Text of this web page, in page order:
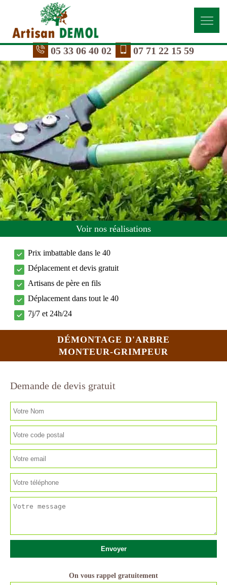
05 33 06 40 02 07 71 22 15 59
Voir nos réalisations
Prix imbattable dans le 40
Déplacement et devis gratuit
Artisans de père en fils
Déplacement dans tout le 40
7j/7 et 24h/24
DÉMONTAGE D'ARBRE
MONTEUR-GRIMPEUR
Demande de devis gratuit
On vous rappel gratuitement